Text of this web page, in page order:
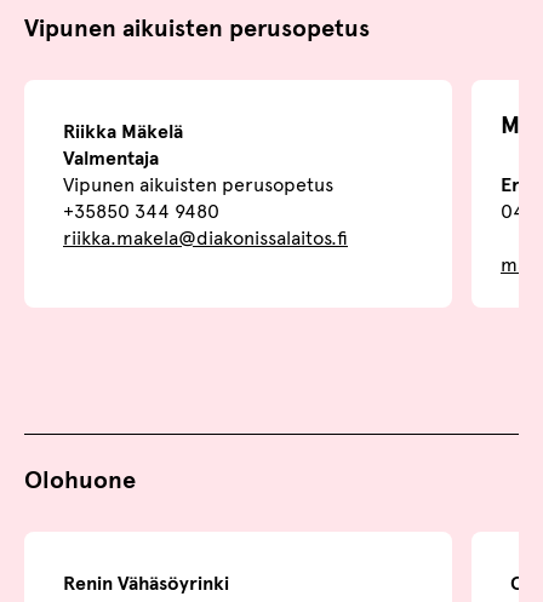
Vipunen aikuisten perusopetus
Riikka Mäkelä
Valmentaja
Vipunen aikuisten perusopetus
+35850 344 9480
riikka.makela@diakonissalaitos.fi
040
Olohuone
Renin Vähäsöyrinki